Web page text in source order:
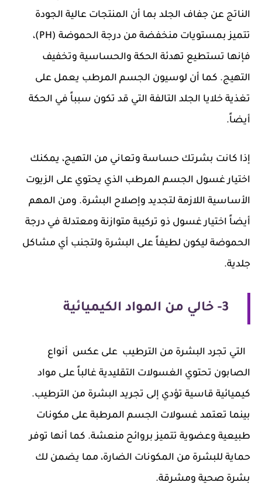
الناتج عن جفاف الجلد بما أن المنتجات عالية الجودة
تتميز بمستويات منخفضة من درجة الحموضة (PH)،
فإنها تستطيع تهدئة الحكة والحساسية وتخفيف
التهيج. كما أن لوسيون الجسم المرطب يعمل على
تغذية خلايا الجلد التالفة التي قد تكون سبباً في الحكة
أيضاً.
إذا كانت بشرتك حساسة وتعاني من التهيج، يمكنك
اختيار غسول الجسم المرطب الذي يحتوي على الزيوت
الأساسية اللازمة لتجديد وإصلاح البشرة. ومن المهم
أيضاً اختيار غسول ذو تركيبة متوازنة ومعتدلة في درجة
الحموضة ليكون لطيفاً على البشرة ولتجنب أي مشاكل
جلدية.
التي تجرد البشرة من الترطيب على عكس أنواع
الصابون تحتوي الغسولات التقليدية غالباً على مواد
كيميائية قاسية تؤدي إلى تجريد البشرة من الترطيب.
بينما تعتمد غسولات الجسم المرطبة على مكونات
طبيعية وعضوية تتميز بروائح منعشة. كما أنها توفر
حماية للبشرة من المكونات الضارة، مما يضمن لك
بشرة صحية ومشرقة.